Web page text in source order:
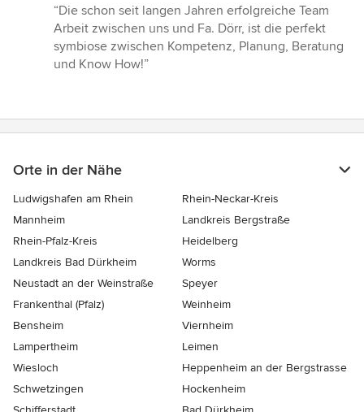
Bewertung:
5
von
5
“Die schon seit langen Jahren erfolgreiche Team
Arbeit zwischen uns und Fa. Dörr, ist die perfekt
symbiose zwischen Kompetenz, Planung, Beratung
und Know How!”
Orte in der Nähe
Ludwigshafen am Rhein
Rhein-Neckar-Kreis
Mannheim
Landkreis Bergstraße
Rhein-Pfalz-Kreis
Heidelberg
Landkreis Bad Dürkheim
Worms
Neustadt an der Weinstraße
Speyer
Frankenthal (Pfalz)
Weinheim
Bensheim
Viernheim
Lampertheim
Leimen
Wiesloch
Heppenheim an der Bergstrasse
Schwetzingen
Hockenheim